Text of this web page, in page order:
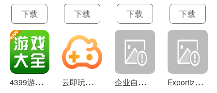
下载 下载 下载 下载
4
399游戏盒 官方下载 7.9.1 云
即玩游戏盒 1.0.5.4 企
业自助建站系统 9.0 E
xportizer 9.0.8